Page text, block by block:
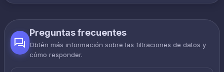
Preguntas frecuentes
Obtén más información sobre las filtraciones de datos y
cómo responder.